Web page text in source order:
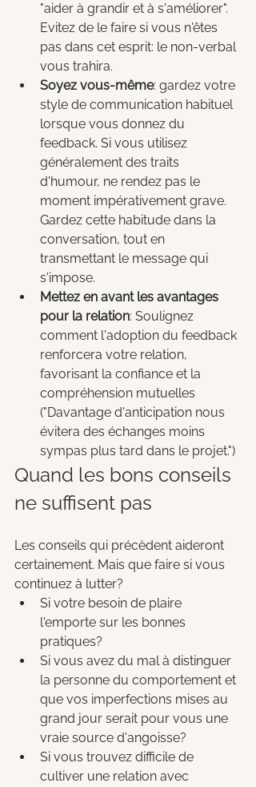
"aider à grandir et à s'améliorer".
Evitez de le faire si vous n'êtes
pas dans cet esprit: le non-verbal
vous trahira.
Soyez vous-même: gardez votre
style de communication habituel
lorsque vous donnez du
feedback. Si vous utilisez
généralement des traits
d'humour, ne rendez pas le
moment impérativement grave.
Gardez cette habitude dans la
conversation, tout en
transmettant le message qui
s'impose.
Mettez en avant les avantages
pour la relation: Soulignez
comment l'adoption du feedback
renforcera votre relation,
favorisant la confiance et la
compréhension mutuelles
("Davantage d'anticipation nous
évitera des échanges moins
sympas plus tard dans le projet.")
Quand les bons conseils
ne suffisent pas
Les conseils qui précèdent aideront
certainement. Mais que faire si vous
continuez à lutter?
Si votre besoin de plaire
l'emporte sur les bonnes
pratiques?
Si vous avez du mal à distinguer
la personne du comportement et
que vos imperfections mises au
grand jour serait pour vous une
vraie source d'angoisse?
Si vous trouvez difficile de
cultiver une relation avec